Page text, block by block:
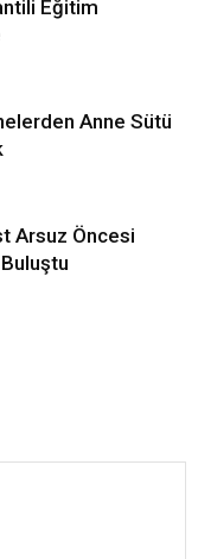
Eğitim
Anne Sütü
Arsuz Öncesi